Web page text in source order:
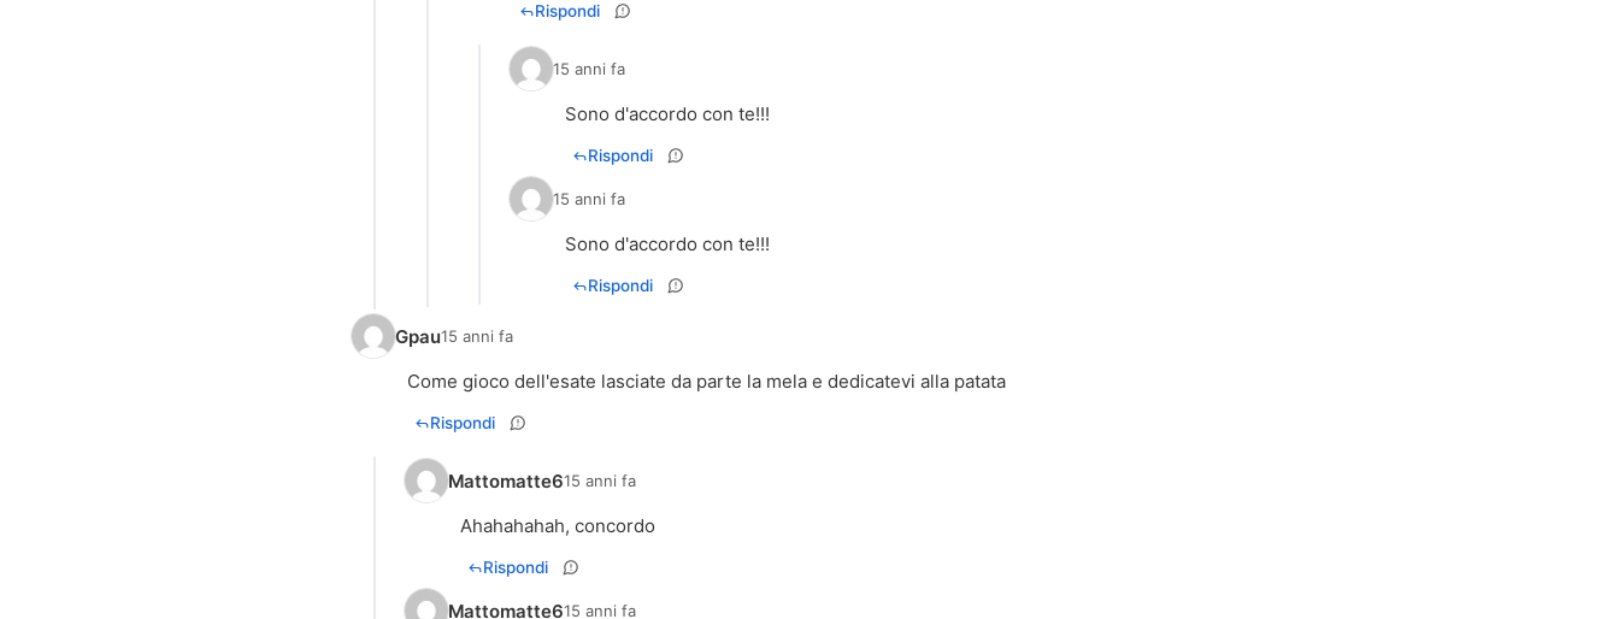
Rispondi
15 anni fa
Sono d'accordo con te!!!
Rispondi
15 anni fa
Sono d'accordo con te!!!
Rispondi
Gpau15 anni fa
Come gioco dell'esate lasciate da parte la mela e dedicatevi alla patata
Rispondi
Mattomatte615 anni fa
Ahahahahah, concordo
Rispondi
Mattomatte615 anni fa